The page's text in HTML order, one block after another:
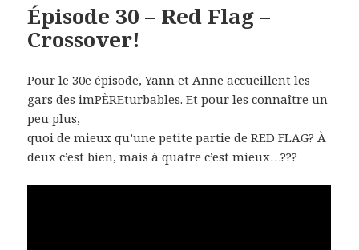
Épisode 30 – Red Flag –
Crossover!
Pour le 30e épisode, Yann et Anne accueillent les
gars des imPÈREturbables. Et pour les connaître un
peu plus,
quoi de mieux qu’une petite partie de RED FLAG? À
deux c’est bien, mais à quatre c’est mieux…???